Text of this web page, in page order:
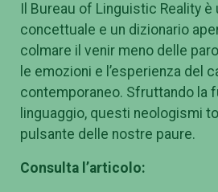
Il Bureau of Linguistic Reality
concettuale e un dizionario
colmare il venir meno delle
le emozioni e l’esperienza del
contemporaneo. Sfruttando la
linguaggio, questi neologismi
pulsante delle nostre paure.
Consulta l’articolo: